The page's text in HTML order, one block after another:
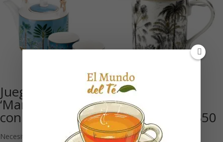
Juego de té
‘Marajah’, Tetera
con 2 tazas
Necesitas estar registrado para
Taza de
porcelana con
tapa ‘Ceylon’ 350
ml